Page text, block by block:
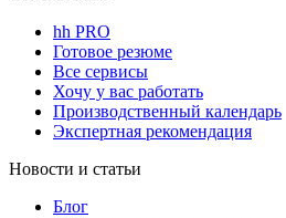
hh PRO
Готовое резюме
Все сервисы
Хочу у вас работать
Производственный календарь
Экспертная рекомендация
Новости и статьи
Блог